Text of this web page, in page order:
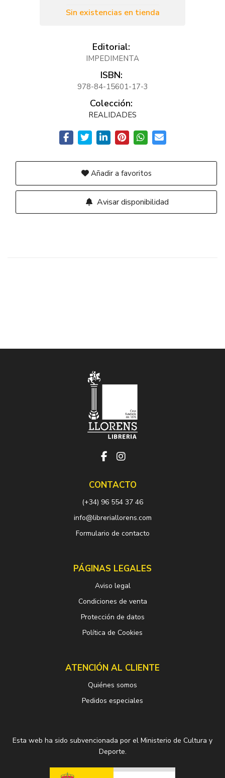
Sin existencias en tienda
Editorial:
IMPEDIMENTA
ISBN:
978-84-15601-17-3
Colección:
REALIDADES
Añadir a favoritos
Avisar disponibilidad
CONTACTO
(+34) 96 554 37 46
info@libreriallorens.com
Formulario de contacto
PÁGINAS LEGALES
Aviso legal
Condiciones de venta
Protección de datos
Política de Cookies
ATENCIÓN AL CLIENTE
Quiénes somos
Pedidos especiales
Esta web ha sido subvencionada por el Ministerio de Cultura y
Deporte.